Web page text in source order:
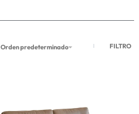
Orden predeterminado FILTRO